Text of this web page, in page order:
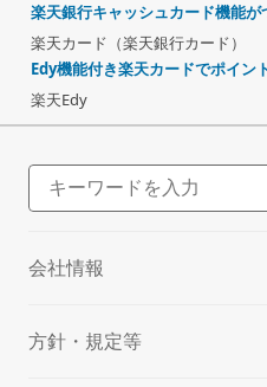
楽天銀行キャッシュカード機能が
楽天カード（楽天銀行カード）
Edy機能付き楽天カードでポイン
楽天Edy
会社情報
方針・規定等